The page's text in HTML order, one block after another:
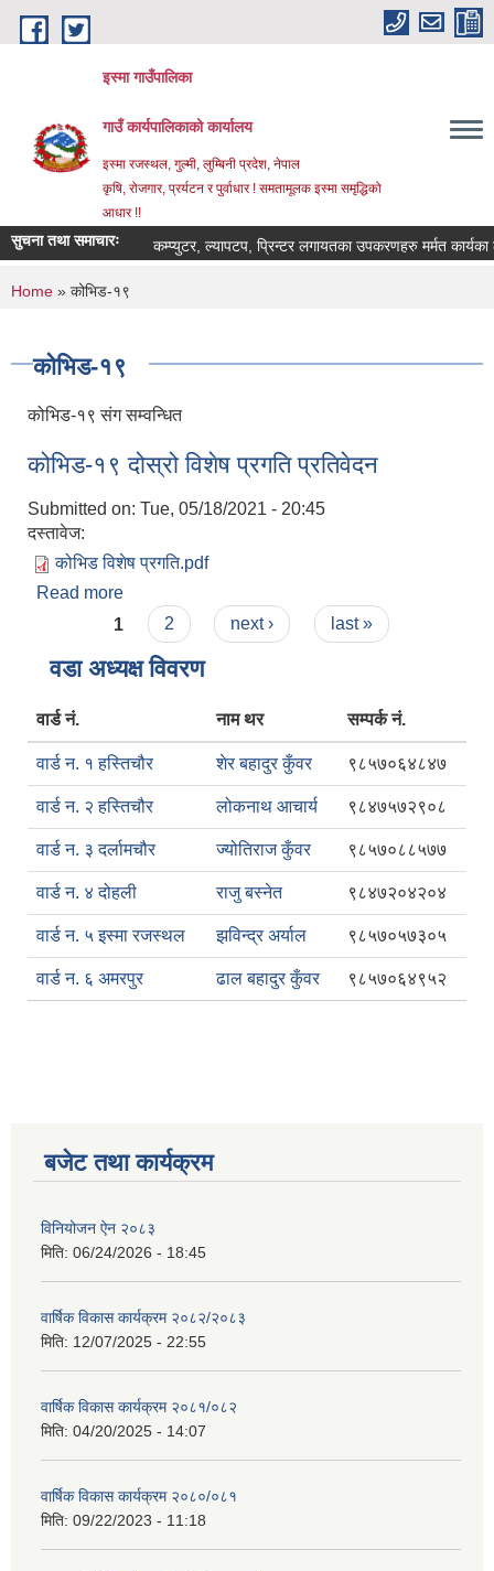
Skip to main content
इस्मा गाउँपालिका
गाउँ कार्यपालिकाको कार्यालय
इस्मा रजस्थल, गुल्मी, लुम्बिनी प्रदेश, नेपाल
कृषि, रोजगार, प्रर्यटन र पुर्वाधार ! समतामूलक इस्मा समृद्धिको
आधार !!
सुचना तथा समाचारः कम्प्युटर, ल्यापटप, प्रिन्टर लगायतका उपकरणहरु मर्मत कार्यका
You are here
Home » कोभिड-१९
कोभिड-१९
कोभिड-१९ संग सम्वन्धित
कोभिड-१९ दोस्रो विशेष प्रगति प्रतिवेदन
Submitted on: Tue, 05/18/2021 - 20:45
दस्तावेज:
कोभिड विशेष प्रगति.pdf
Read more
Pages
1 2 next › last »
वडा अध्यक्ष विवरण
वार्ड नं. नाम थर सम्पर्क नं.
वार्ड न. १ हस्तिचौर शेर बहादुर कुँवर ९८५७०६४८४७
वार्ड न. २ हस्तिचौर लोकनाथ आचार्य ९८४७५७२९०८
वार्ड न. ३ दर्लामचौर ज्योतिराज कुँवर ९८५७०८८५७७
वार्ड न. ४ दोहली राजु बस्नेत ९८४७२०४२०४
वार्ड न. ५ इस्मा रजस्थल झविन्द्र अर्याल ९८५७०५७३०५
वार्ड न. ६ अमरपुर ढाल बहादुर कुँवर ९८५७०६४९५२
बजेट तथा कार्यक्रम
विनियोजन ऐन २०८३
मिति: 06/24/2026 - 18:45
वार्षिक विकास कार्यक्रम २०८२/२०८३
मिति: 12/07/2025 - 22:55
वार्षिक विकास कार्यक्रम २०८१/०८२
मिति: 04/20/2025 - 14:07
वार्षिक विकास कार्यक्रम २०८०/०८१
मिति: 09/22/2023 - 11:18